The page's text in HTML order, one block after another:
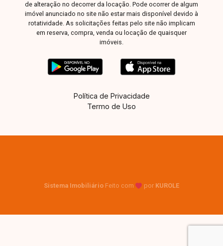
de alteração no decorrer da locação. Pode ocorrer de algum
imóvel anunciado no site não estar mais disponível devido à
rotatividade. As solicitações feitas pelo site não implicam
em reserva, compra, venda ou locação de quaisquer
imóveis.
Política de Privacidade
Termo de Uso
Sistema Imobiliário Feito com por KUROLE